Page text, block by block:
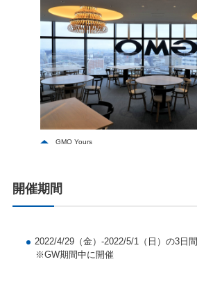
GMO Yours
開催期間
2022/4/29（金）-2022/5/1（日）の3日間
※GW期間中に開催